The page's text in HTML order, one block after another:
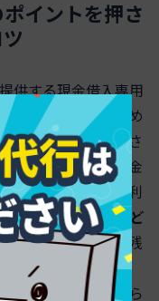
イントを押さ
供する現金借入専用
で利用限度額は高め
ャッシングは手軽さ
に向いています。金
回数の管理です。利
限り短期で返すほど
算は「利息＝借入残
ます。例えば20万
円、年12％なら